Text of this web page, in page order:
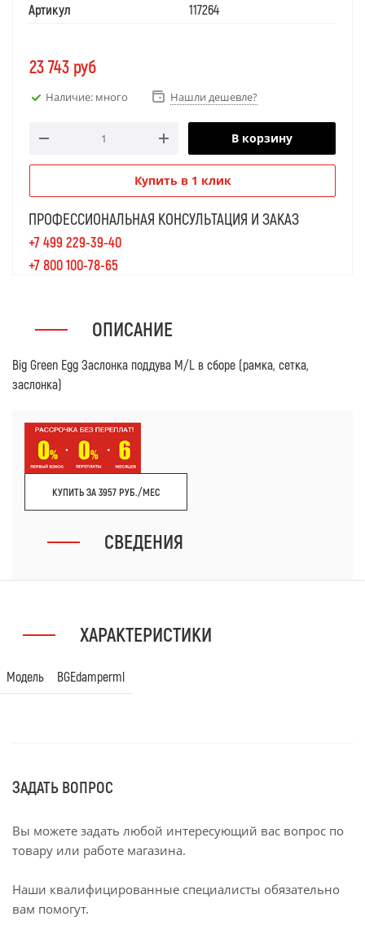
Артикул
117264
23 743 руб
Наличие: много Нашли дешевле?
В корзину
Купить в 1 клик
ПРОФЕССИОНАЛЬНАЯ КОНСУЛЬТАЦИЯ И ЗАКАЗ
+7 499 229-39-40
+7 800 100-78-65
ОПИСАНИЕ
Big Green Egg Заслонка поддува M/L в сборе (рамка, сетка,
заслонка)
КУПИТЬ ЗА 3957 РУБ./МЕС
СВЕДЕНИЯ
ХАРАКТЕРИСТИКИ
Модель BGEdamperml
ЗАДАТЬ ВОПРОС
Вы можете задать любой интересующий вас вопрос по
товару или работе магазина.
Наши квалифицированные специалисты обязательно
вам помогут.